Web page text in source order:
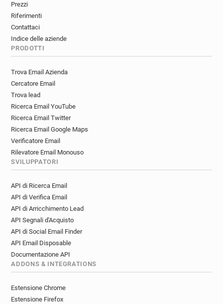
Prezzi
Riferimenti
Contattaci
Indice delle aziende
PRODOTTI
Trova Email Azienda
Cercatore Email
Trova lead
Ricerca Email YouTube
Ricerca Email Twitter
Ricerca Email Google Maps
Verificatore Email
Rilevatore Email Monouso
SVILUPPATORI
API di Ricerca Email
API di Verifica Email
API di Arricchimento Lead
API Segnali d'Acquisto
API di Social Email Finder
API Email Disposable
Documentazione API
ADDONS & INTEGRATIONS
Estensione Chrome
Estensione Firefox